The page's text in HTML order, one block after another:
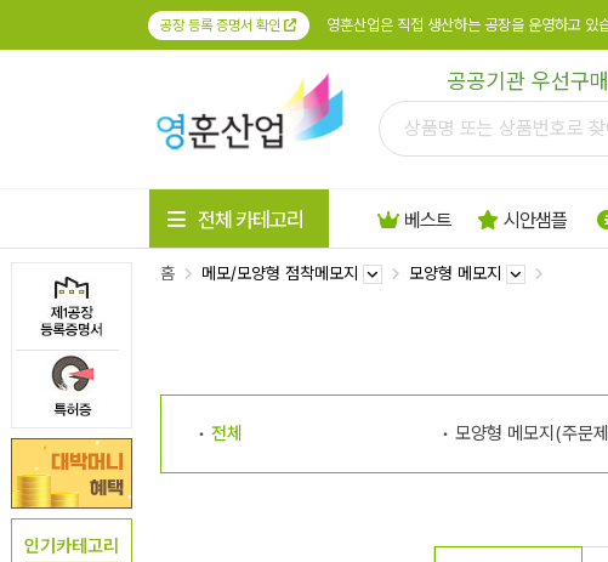
공장 등록 증명서 확인 영훈산업은 직접 생산하는 공장을 운영하고 있
공공기관 우선구
인기카테고리
전체 카테고리 베스트 시안샘플
홈 메모/모양형 점착메모지 모양형 메모지
전체 모양형 메모지(주문